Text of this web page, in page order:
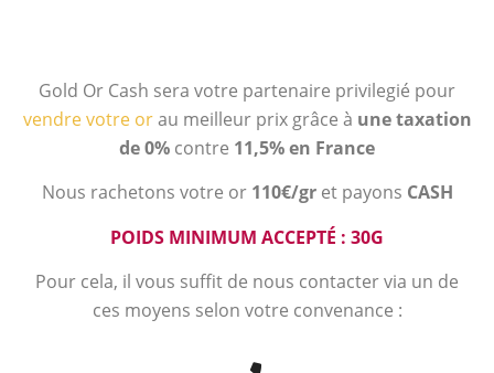
Gold Or Cash sera votre partenaire privilegié pour
vendre votre orau meilleur prix grâce à une taxation
de 0% contre 11,5% en France
Nous rachetons votre or 110€/gr et payons CASH
POIDS MINIMUM ACCEPTÉ : 30G
Pour cela, il vous suffit de nous contacter via un de
ces moyens selon votre convenance :